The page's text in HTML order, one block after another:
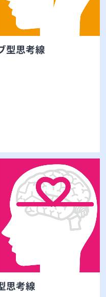
型思考線
思考線